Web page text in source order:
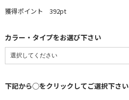
獲得ポイント 392pt
カラー・タイプをお選び下さい
下記から◯をクリックしてご選択下さい